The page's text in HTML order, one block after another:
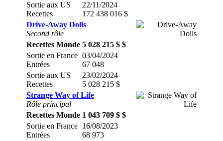
Sortie aux US
Recettes
22/11/2024
172 438 016 $
Drive-Away Dolls
Second rôle
Recettes Monde 5 028 215 $ $
Sortie en France
Entrées
03/04/2024
67 048
Sortie aux US
Recettes
23/02/2024
5 028 215 $
Strange Way of Life
Rôle principal
Recettes Monde 1 043 709 $ $
Sortie en France
Entrées
16/08/2023
68 973